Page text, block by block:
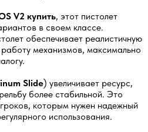
V2 купить, этот пистолет
в своем классе.
обеспечивает реалистичную
механизмов, максимально
Slide) увеличивает ресурс,
более стабильной. Это
которым нужен надежный
использования.